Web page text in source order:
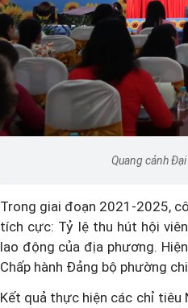
Quang cảnh
Trong giai đoạn 2021-2025,
tích cực: Tỷ lệ thu hút hội
lao động của địa phương.
Chấp hành Đảng bộ phường
Kết quả thực hiện các chỉ tiêu